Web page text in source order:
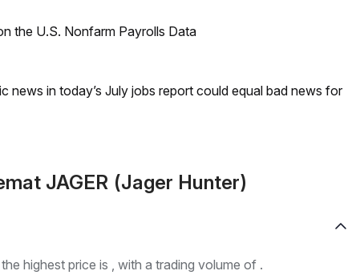
the U.S. Nonfarm Payrolls Data
news in today’s July jobs report could equal bad news for
JAGER (Jager Hunter)
highest price is , with a trading volume of .